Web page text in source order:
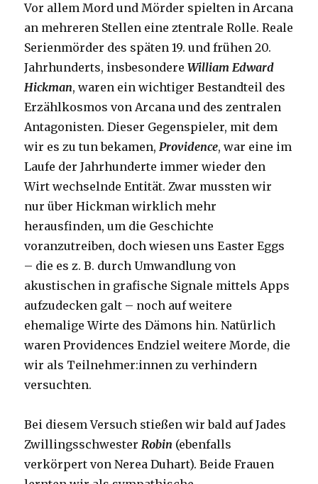
Vor allem Mord und Mörder spielten in Arcana
an mehreren Stellen eine ztentrale Rolle. Reale
Serienmörder des späten 19. und frühen 20.
Jahrhunderts, insbesondereWilliam Edward
Hickman, waren ein wichtiger Bestandteil des
Erzählkosmos von Arcana und des zentralen
Antagonisten. Dieser Gegenspieler, mit dem
wir es zu tun bekamen,Providence, war eine im
Laufe der Jahrhunderte immer wieder den
Wirt wechselnde Entität. Zwar mussten wir
nur über Hickman wirklich mehr
herausfinden, um die Geschichte
voranzutreiben, doch wiesen uns Easter Eggs
– die es z. B. durch Umwandlung von
akustischen in grafische Signale mittels Apps
aufzudecken galt – noch auf weitere
ehemalige Wirte des Dämons hin. Natürlich
waren Providences Endziel weitere Morde, die
wir als Teilnehmer:innen zu verhindern
versuchten.
Bei diesem Versuch stießen wir bald auf Jades
ZwillingsschwesterRobin (ebenfalls
verkörpert von Nerea Duhart). Beide Frauen